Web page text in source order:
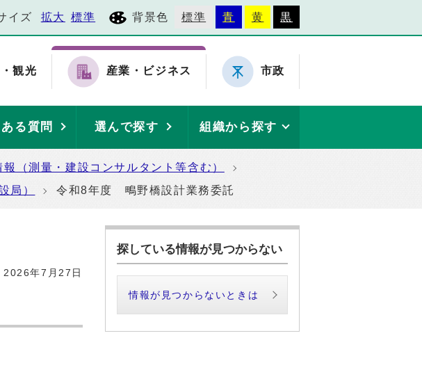
イズ 拡大 標準 背景色 標準 青 黄 黒
観光 産業・ビジネス 市政
る質問 選んで探す 組織から探す
（測量・建設コンサルタント等含む）
局） 令和8年度 鴫野橋設計業務委託
2026年7月27日
探している情報が見つからない
情報が見つからないときは